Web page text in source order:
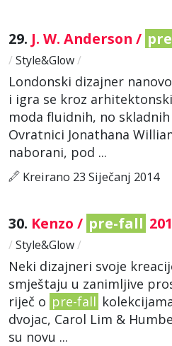
29. J. W. Anderson /
/ Style&Glow/
Londonski dizajner
i igra se kroz
moda fluidnih, no
Ovratnici Jonathana
naborani, pod ...
Kreirano 23 Siječanj 2014
30. Kenzo / pre-fall
/ Style&Glow/
Neki dizajneri svoje
smještaju u zanimljive
riječ o pre-fall
dvojac, Carol Lim &
su novu ...